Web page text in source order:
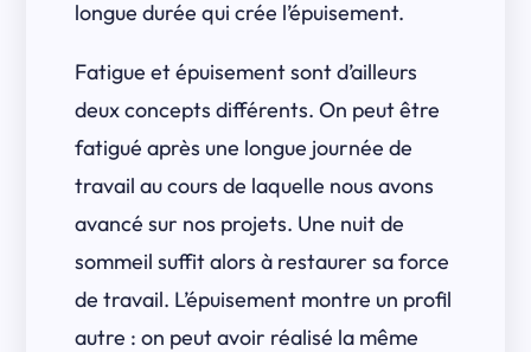
longue durée qui crée l’épuisement.
Fatigue et épuisement sont d’ailleurs
deux concepts différents. On peut être
fatigué après une longue journée de
travail au cours de laquelle nous avons
avancé sur nos projets. Une nuit de
sommeil suffit alors à restaurer sa force
de travail. L’épuisement montre un profil
autre : on peut avoir réalisé la même